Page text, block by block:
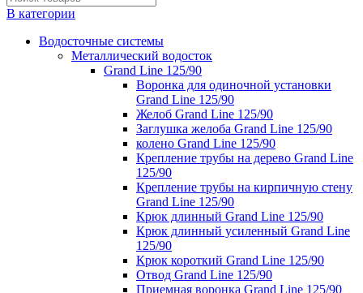
В категории
Водосточные системы
Металлический водосток
Grand Line 125/90
Воронка для одиночной установки
Grand Line 125/90
Желоб Grand Line 125/90
Заглушка желоба Grand Line 125/90
колено Grand Line 125/90
Крепление трубы на дерево Grand Line
125/90
Крепление трубы на кирпичную стену
Grand Line 125/90
Крюк длинный Grand Line 125/90
Крюк длинный усиленный Grand Line
125/90
Крюк короткий Grand Line 125/90
Отвод Grand Line 125/90
Приемная воронка Grand Line 125/90